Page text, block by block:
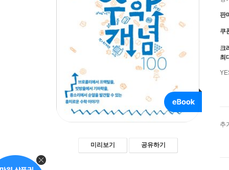
미리보기 공유하기
판
쿠
크
최
추